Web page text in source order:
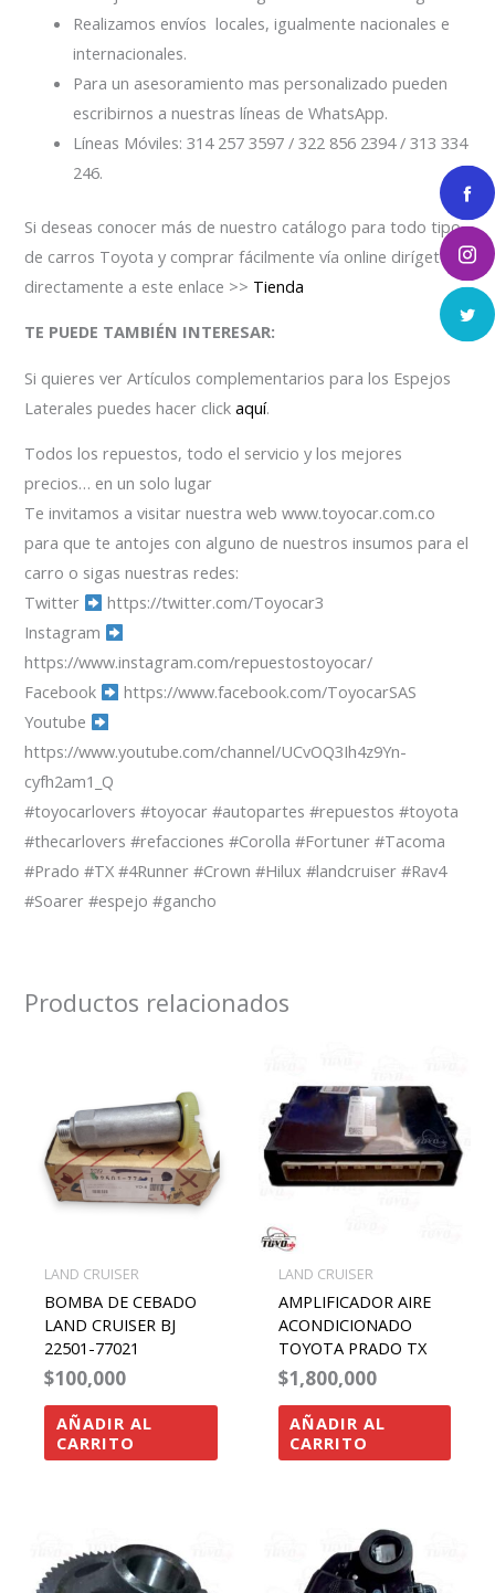
Realizamos envíos locales, igualmente nacionales e
internacionales.
Para un asesoramiento mas personalizado pueden
escribirnos a nuestras líneas de WhatsApp.
Líneas Móviles: 314 257 3597 / 322 856 2394 / 313 334
246.
Si deseas conocer más de nuestro catálogo para todo tipo
de carros Toyota y comprar fácilmente vía online dirígete
directamente a este enlace >> Tienda
TE PUEDE TAMBIÉN INTERESAR:
Si quieres ver Artículos complementarios para los Espejos
Laterales puedes hacer clickaquí.
Todos los repuestos, todo el servicio y los mejores
precios… en un solo lugar
Te invitamos a visitar nuestra web www.toyocar.com.co
para que te antojes con alguno de nuestros insumos para el
carro o sigas nuestras redes:
Twitter
https://twitter.com/Toyocar3
Instagram
https://www.instagram.com/repuestostoyocar/
Facebook
https://www.facebook.com/ToyocarSAS
Youtube
https://www.youtube.com/channel/UCvOQ3Ih4z9Yn-
cyfh2am1_Q
#toyocarlovers #toyocar #autopartes #repuestos #toyota
#thecarlovers #refacciones #Corolla #Fortuner #Tacoma
#Prado #TX #4Runner #Crown #Hilux #landcruiser #Rav4
#Soarer #espejo #gancho
Productos relacionados
LAND CRUISER
BOMBA DE CEBADO
LAND CRUISER BJ
22501-77021
$100,000
AÑADIR AL
CARRITO
LAND CRUISER
AMPLIFICADOR AIRE
ACONDICIONADO
TOYOTA PRADO TX
$1,800,000
AÑADIR AL
CARRITO